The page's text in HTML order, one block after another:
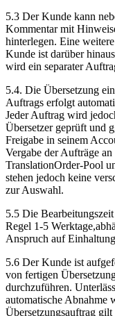
5.3 Der Kunde kann
Kommentar mit
hinterlegen. Eine
Kunde ist darüber
wird ein separater
5.4. Die Übersetzung
Auftrags erfolgt
Jeder Auftrag wird
Übersetzer geprüft und
Freigabe in seinem
Vergabe der Aufträge
TranslationOrder-Pool
stehen jedoch keine
zur Auswahl.
5.5 Die
Regel 1-5
Anspruch auf
5.6 Der Kunde ist
von fertigen
durchzuführen.
automatische Abnahme
Übersetzungsauftrag